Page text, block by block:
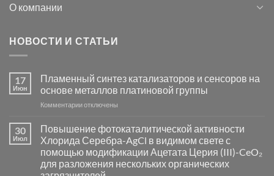
О компании
НОВОСТИ И СТАТЬИ
17
Июн
Пламенный синтез катализаторов и сенсоров на
основе металлов платиновой группы
Комментариик
Пламенный
синтез
катализаторов
и
сенсоров
отключены
30
Июл
Повышение фотокаталитической активности
Хлорида Серебра-AgCl в видимом свете с
помощью модификации Ацетата Церия (III)-CeO₂
для разложения нескольких органических